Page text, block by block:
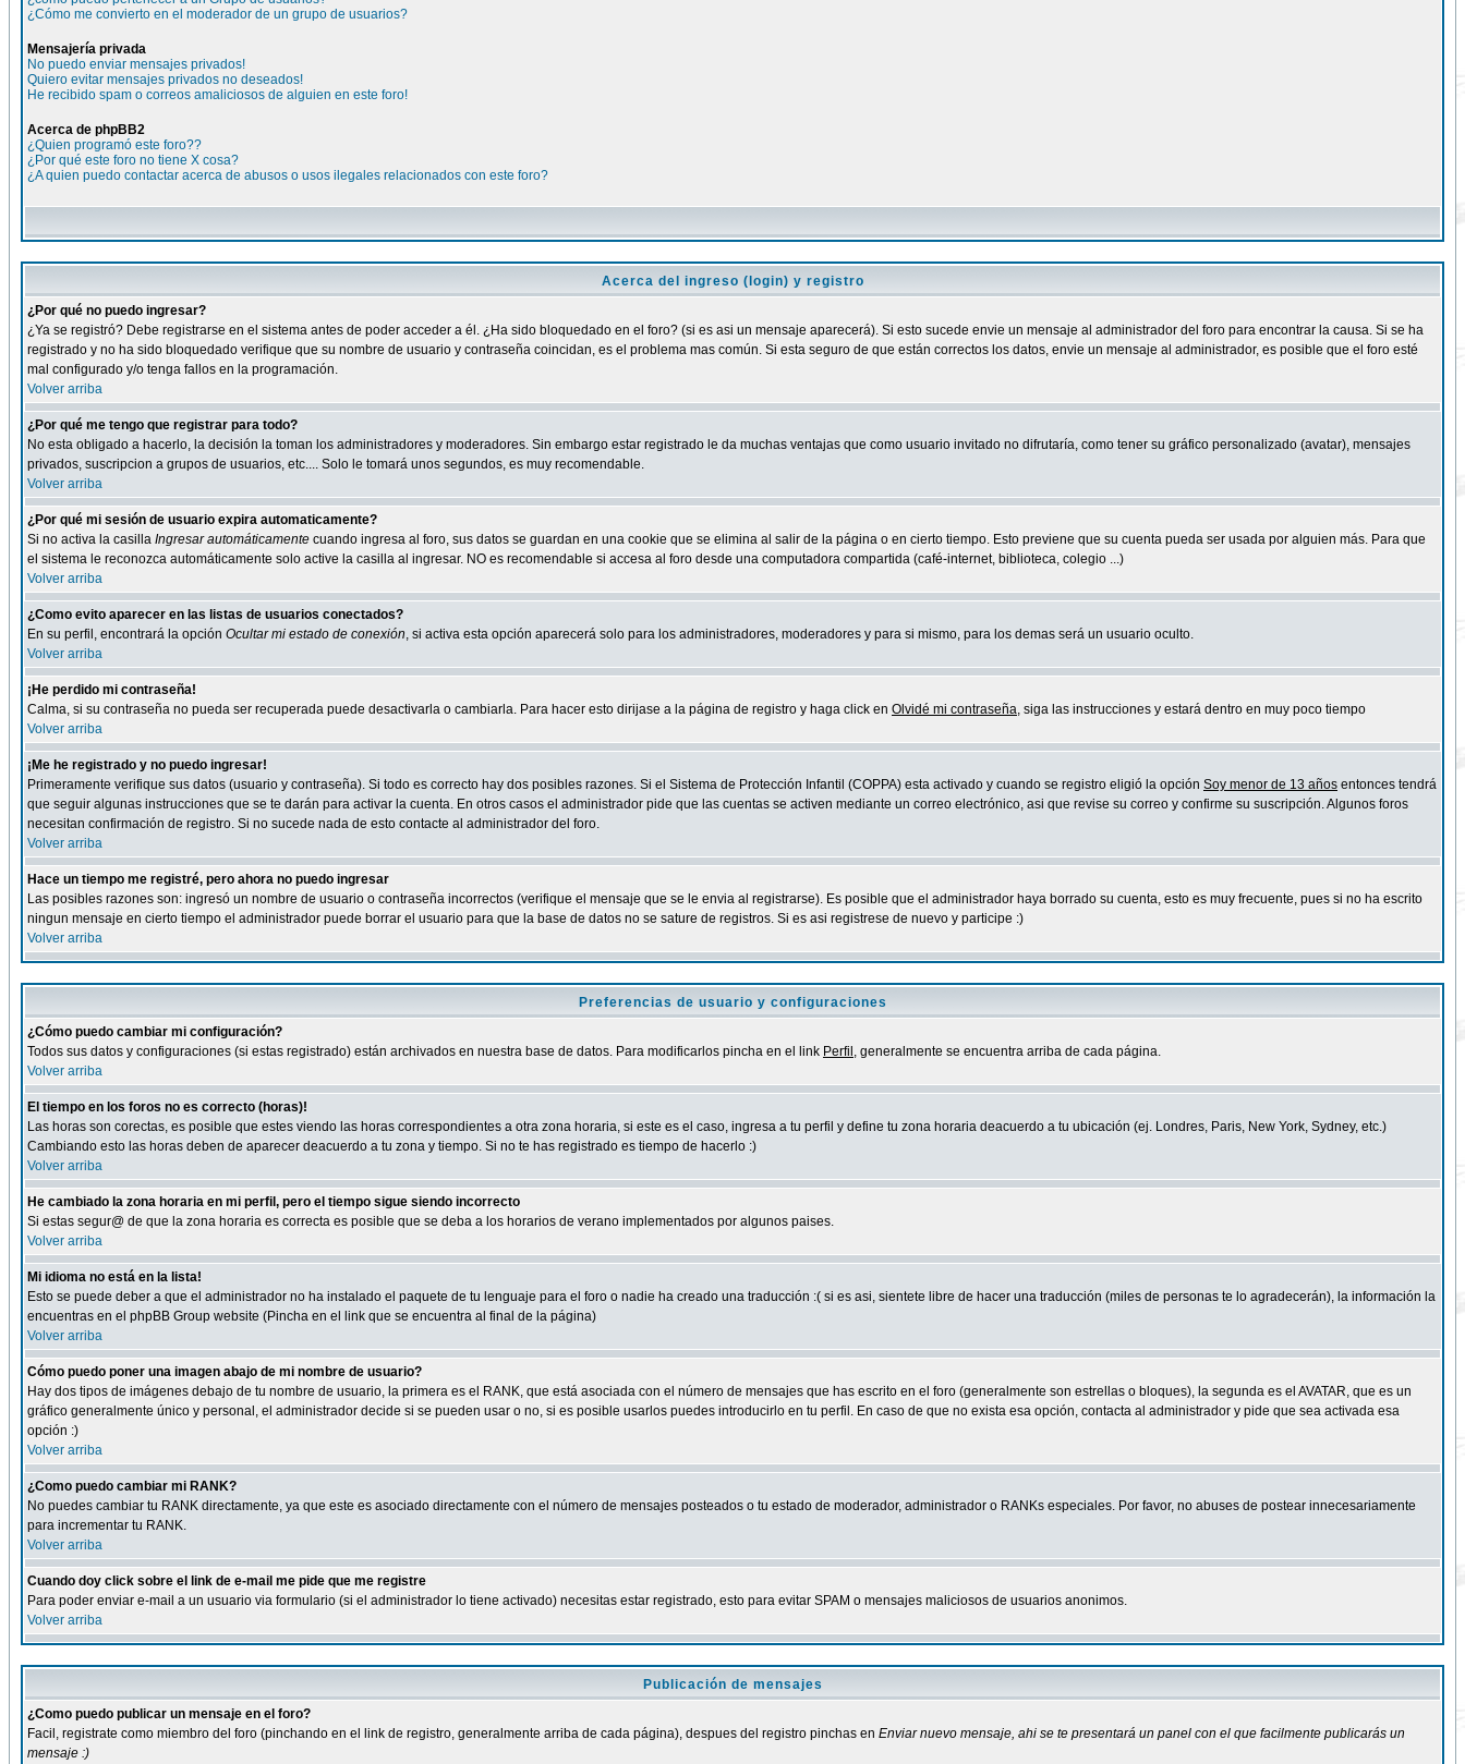
¿Cómo me convierto en el moderador de un grupo de usuarios?
Mensajería privada
No puedo enviar mensajes privados!
Quiero evitar mensajes privados no deseados!
He recibido spam o correos amaliciosos de alguien en este foro!
Acerca de phpBB2
¿Quien programó este foro??
¿Por qué este foro no tiene X cosa?
¿A quien puedo contactar acerca de abusos o usos ilegales relacionados con este foro?
Acerca del ingreso (login) y registro
¿Por qué no puedo ingresar?
¿Ya se registró? Debe registrarse en el sistema antes de poder acceder a él. ¿Ha sido bloquedado en el foro? (si es asi un mensaje aparecerá). Si esto sucede envie un mensaje al administrador del foro para encontrar la causa. Si se ha
registrado y no ha sido bloquedado verifique que su nombre de usuario y contraseña coincidan, es el problema mas común. Si esta seguro de que están correctos los datos, envie un mensaje al administrador, es posible que el foro esté
mal configurado y/o tenga fallos en la programación.
Volver arriba
¿Por qué me tengo que registrar para todo?
No esta obligado a hacerlo, la decisión la toman los administradores y moderadores. Sin embargo estar registrado le da muchas ventajas que como usuario invitado no difrutaría, como tener su gráfico personalizado (avatar), mensajes
privados, suscripcion a grupos de usuarios, etc.... Solo le tomará unos segundos, es muy recomendable.
Volver arriba
¿Por qué mi sesión de usuario expira automaticamente?
Si no activa la casilla Ingresar automáticamente cuando ingresa al foro, sus datos se guardan en una cookie que se elimina al salir de la página o en cierto tiempo. Esto previene que su cuenta pueda ser usada por alguien más. Para que
el sistema le reconozca automáticamente solo active la casilla al ingresar. NO es recomendable si accesa al foro desde una computadora compartida (café-internet, biblioteca, colegio ...)
Volver arriba
¿Como evito aparecer en las listas de usuarios conectados?
En su perfil, encontrará la opción Ocultar mi estado de conexión, si activa esta opción aparecerá solo para los administradores, moderadores y para si mismo, para los demas será un usuario oculto.
Volver arriba
¡He perdido mi contraseña!
Calma, si su contraseña no pueda ser recuperada puede desactivarla o cambiarla. Para hacer esto dirijase a la página de registro y haga click en Olvidé mi contraseña, siga las instrucciones y estará dentro en muy poco tiempo
Volver arriba
¡Me he registrado y no puedo ingresar!
Primeramente verifique sus datos (usuario y contraseña). Si todo es correcto hay dos posibles razones. Si el Sistema de Protección Infantil (COPPA) esta activado y cuando se registro eligió la opción Soy menor de 13 años entonces tendrá
que seguir algunas instrucciones que se te darán para activar la cuenta. En otros casos el administrador pide que las cuentas se activen mediante un correo electrónico, asi que revise su correo y confirme su suscripción. Algunos foros
necesitan confirmación de registro. Si no sucede nada de esto contacte al administrador del foro.
Volver arriba
Hace un tiempo me registré, pero ahora no puedo ingresar
Las posibles razones son: ingresó un nombre de usuario o contraseña incorrectos (verifique el mensaje que se le envia al registrarse). Es posible que el administrador haya borrado su cuenta, esto es muy frecuente, pues si no ha escrito
ningun mensaje en cierto tiempo el administrador puede borrar el usuario para que la base de datos no se sature de registros. Si es asi registrese de nuevo y participe :)
Volver arriba
Preferencias de usuario y configuraciones
¿Cómo puedo cambiar mi configuración?
Todos sus datos y configuraciones (si estas registrado) están archivados en nuestra base de datos. Para modificarlos pincha en el link Perfil , generalmente se encuentra arriba de cada página.
Volver arriba
El tiempo en los foros no es correcto (horas)!
Las horas son corectas, es posible que estes viendo las horas correspondientes a otra zona horaria, si este es el caso, ingresa a tu perfil y define tu zona horaria deacuerdo a tu ubicación (ej. Londres, Paris, New York, Sydney, etc.)
Cambiando esto las horas deben de aparecer deacuerdo a tu zona y tiempo. Si no te has registrado es tiempo de hacerlo :)
Volver arriba
He cambiado la zona horaria en mi perfil, pero el tiempo sigue siendo incorrecto
Si estas segur@ de que la zona horaria es correcta es posible que se deba a los horarios de verano implementados por algunos paises.
Volver arriba
Mi idioma no está en la lista!
Esto se puede deber a que el administrador no ha instalado el paquete de tu lenguaje para el foro o nadie ha creado una traducción :( si es asi, sientete libre de hacer una traducción (miles de personas te lo agradecerán), la información la
encuentras en el phpBB Group website (Pincha en el link que se encuentra al final de la página)
Volver arriba
Cómo puedo poner una imagen abajo de mi nombre de usuario?
Hay dos tipos de imágenes debajo de tu nombre de usuario, la primera es el RANK, que está asociada con el número de mensajes que has escrito en el foro (generalmente son estrellas o bloques), la segunda es el AVATAR, que es un
gráfico generalmente único y personal, el administrador decide si se pueden usar o no, si es posible usarlos puedes introducirlo en tu perfil. En caso de que no exista esa opción, contacta al administrador y pide que sea activada esa
opción :)
Volver arriba
¿Como puedo cambiar mi RANK?
No puedes cambiar tu RANK directamente, ya que este es asociado directamente con el número de mensajes posteados o tu estado de moderador, administrador o RANKs especiales. Por favor, no abuses de postear innecesariamente
para incrementar tu RANK.
Volver arriba
Cuando doy click sobre el link de e-mail me pide que me registre
Para poder enviar e-mail a un usuario via formulario (si el administrador lo tiene activado) necesitas estar registrado, esto para evitar SPAM o mensajes maliciosos de usuarios anonimos.
Volver arriba
Publicación de mensajes
¿Como puedo publicar un mensaje en el foro?
Facil, registrate como miembro del foro (pinchando en el link de registro, generalmente arriba de cada página), despues del registro pinchas en Enviar nuevo mensaje, ahi se te presentará un panel con el que facilmente publicarás un
mensaje :)